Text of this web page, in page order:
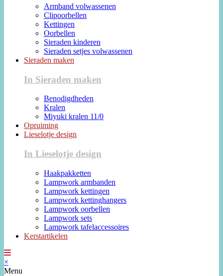
Armband volwassenen
Clipoorbellen
Kettingen
Oorbellen
Sieraden kinderen
Sieraden setjes volwassenen
Sieraden maken
In Sieraden maken
Benodigdheden
Kralen
Miyuki kralen 11/0
Opruiming
Lieselotje design
In Lieselotje design
Haakpakketten
Lampwork armbanden
Lampwork kettingen
Lampwork kettinghangers
Lampwork oorbellen
Lampwork sets
Lampwork tafelaccessoires
Kerstartikelen
×
Menu